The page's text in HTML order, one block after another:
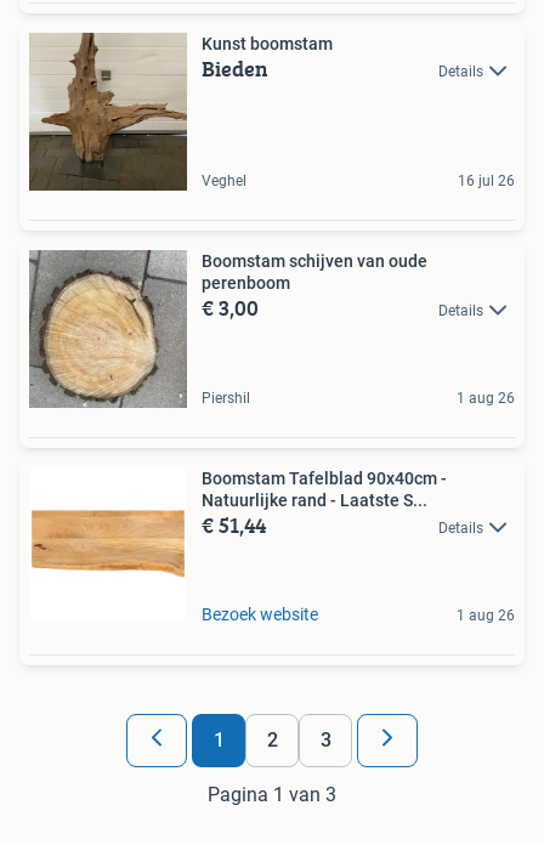
Kunst boomstam
Bieden Details
Veghel 16 jul 26
Boomstam schijven van oude
perenboom
€ 3,00 Details
Piershil 1 aug 26
Boomstam Tafelblad 90x40cm -
Natuurlijke rand - Laatste S...
€ 51,44 Details
Bezoek website 1 aug 26
1 2 3
Pagina 1 van 3